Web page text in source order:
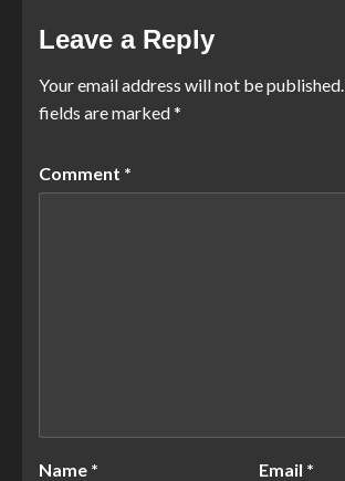
Leave a Reply
Your email address will not be published.
fields are marked*
Comment *
Name * Email *